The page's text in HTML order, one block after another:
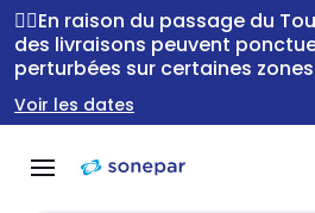
Passer à la
navigation
Passer
au
contenu
🚴‍♂️En raison du passage du
des livraisons peuvent
perturbées sur certaines
Voir les dates